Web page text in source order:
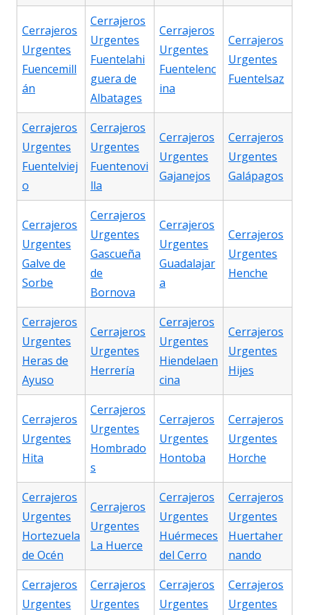
Cerrajeros
Urgentes
Fuencemill
án
Cerrajeros
Urgentes
Fuentelahi
guera de
Albatages
Cerrajeros
Urgentes
Fuentelenc
ina
Cerrajeros
Urgentes
Fuentelsaz
Cerrajeros
Urgentes
Fuentelviej
o
Cerrajeros
Urgentes
Fuentenovi
lla
Cerrajeros
Urgentes
Gajanejos
Cerrajeros
Urgentes
Galápagos
Cerrajeros
Urgentes
Galve de
Sorbe
Cerrajeros
Urgentes
Gascueña
de
Bornova
Cerrajeros
Urgentes
Guadalajar
a
Cerrajeros
Urgentes
Henche
Cerrajeros
Urgentes
Heras de
Ayuso
Cerrajeros
Urgentes
Herrería
Cerrajeros
Urgentes
Hiendelaen
cina
Cerrajeros
Urgentes
Hijes
Cerrajeros
Urgentes
Hita
Cerrajeros
Urgentes
Hombrado
s
Cerrajeros
Urgentes
Hontoba
Cerrajeros
Urgentes
Horche
Cerrajeros
Urgentes
Hortezuela
de Océn
Cerrajeros
Urgentes
La Huerce
Cerrajeros
Urgentes
Huérmeces
del Cerro
Cerrajeros
Urgentes
Huertaher
nando
Cerrajeros
Urgentes
Cerrajeros
Urgentes
Cerrajeros
Urgentes
Cerrajeros
Urgentes